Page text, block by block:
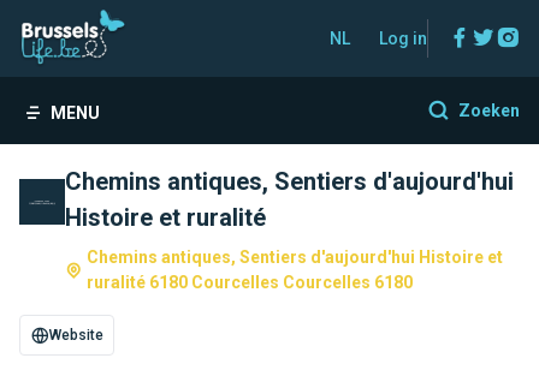
NL Log in
MENU Zoeken
Chemins antiques, Sentiers d'aujourd'hui
Histoire et ruralité
Chemins antiques, Sentiers d'aujourd'hui Histoire et
ruralité 6180 Courcelles Courcelles 6180
Website